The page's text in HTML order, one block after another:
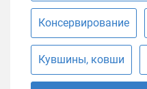
Консервирование
Кувшины, ковши